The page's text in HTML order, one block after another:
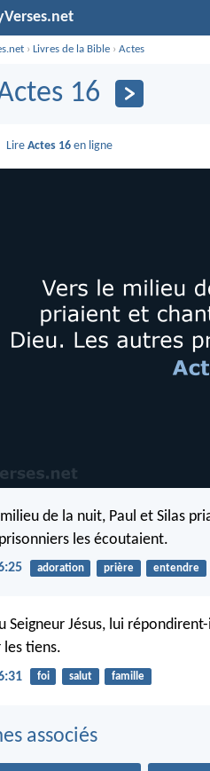
›Livres de la Bible ›Actes
16
LireActes 16 en ligne
de la nuit, Paul et Silas
les écoutaient.
adoration prière entendre
Seigneur Jésus, lui
tiens.
foi salut famille
associés